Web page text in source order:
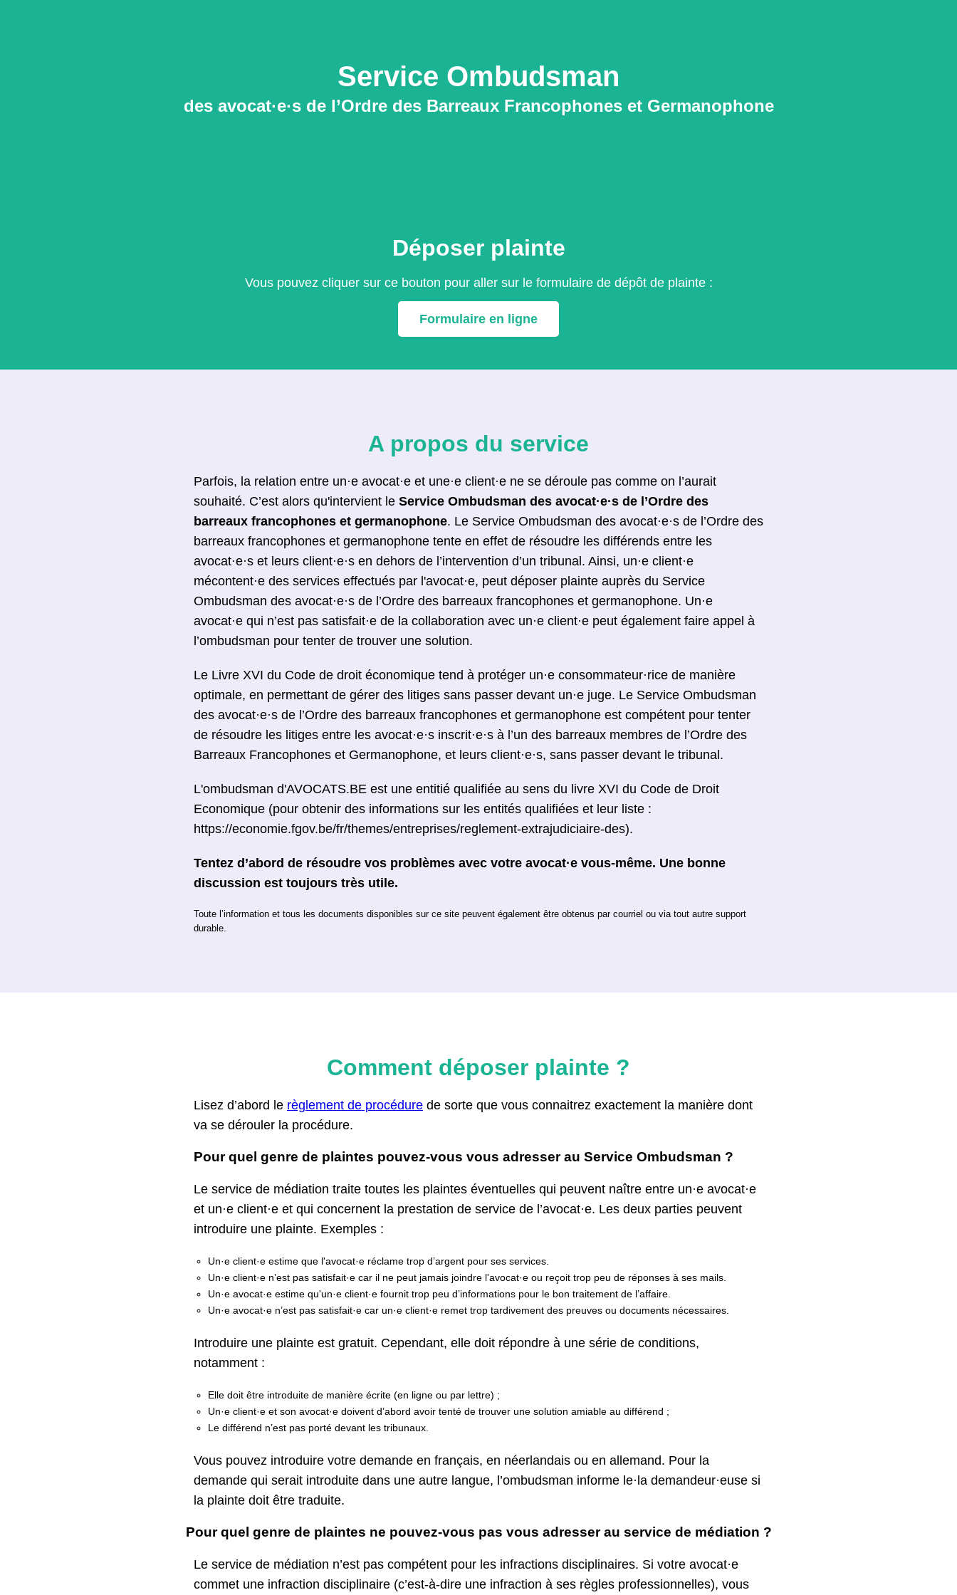
Service Ombudsman
des avocat·e·s de l’Ordre des Barreaux Francophones et Germanophone
Déposer plainte
Vous pouvez cliquer sur ce bouton pour aller sur le formulaire de dépôt de plainte :
Formulaire en ligne
A propos du service
Parfois, la relation entre un·e avocat·e et une·e client·e ne se déroule pas comme on l’aurait
souhaité. C’est alors qu'intervient le Service Ombudsman des avocat·e·s de l’Ordre des
barreaux francophones et germanophone. Le Service Ombudsman des avocat·e·s de l’Ordre des
barreaux francophones et germanophone tente en effet de résoudre les différends entre les
avocat·e·s et leurs client·e·s en dehors de l’intervention d’un tribunal. Ainsi, un·e client·e
mécontent·e des services effectués par l'avocat·e, peut déposer plainte auprès du Service
Ombudsman des avocat·e·s de l’Ordre des barreaux francophones et germanophone. Un·e
avocat·e qui n’est pas satisfait·e de la collaboration avec un·e client·e peut également faire appel à
l’ombudsman pour tenter de trouver une solution.
Le Livre XVI du Code de droit économique tend à protéger un·e consommateur·rice de manière
optimale, en permettant de gérer des litiges sans passer devant un·e juge. Le Service Ombudsman
des avocat·e·s de l’Ordre des barreaux francophones et germanophone est compétent pour tenter
de résoudre les litiges entre les avocat·e·s inscrit·e·s à l’un des barreaux membres de l’Ordre des
Barreaux Francophones et Germanophone, et leurs client·e·s, sans passer devant le tribunal.
L'ombudsman d'AVOCATS.BE est une entitié qualifiée au sens du livre XVI du Code de Droit
Economique (pour obtenir des informations sur les entités qualifiées et leur liste :
https://economie.fgov.be/fr/themes/entreprises/reglement-extrajudiciaire-des).
Tentez d’abord de résoudre vos problèmes avec votre avocat·e vous-même. Une bonne
discussion est toujours très utile.
Toute l’information et tous les documents disponibles sur ce site peuvent également être obtenus par courriel ou via tout autre support
durable.
Comment déposer plainte ?
Lisez d’abord le règlement de procédure de sorte que vous connaitrez exactement la manière dont
va se dérouler la procédure.
Pour quel genre de plaintes pouvez-vous vous adresser au Service Ombudsman ?
Le service de médiation traite toutes les plaintes éventuelles qui peuvent naître entre un·e avocat·e
et un·e client·e et qui concernent la prestation de service de l’avocat·e. Les deux parties peuvent
introduire une plainte. Exemples :
Un·e client·e estime que l'avocat·e réclame trop d’argent pour ses services.
Un·e client·e n’est pas satisfait·e car il ne peut jamais joindre l'avocat·e ou reçoit trop peu de réponses à ses mails.
Un·e avocat·e estime qu'un·e client·e fournit trop peu d’informations pour le bon traitement de l’affaire.
Un·e avocat·e n’est pas satisfait·e car un·e client·e remet trop tardivement des preuves ou documents nécessaires.
Introduire une plainte est gratuit. Cependant, elle doit répondre à une série de conditions,
notamment :
Elle doit être introduite de manière écrite (en ligne ou par lettre) ;
Un·e client·e et son avocat·e doivent d’abord avoir tenté de trouver une solution amiable au différend ;
Le différend n’est pas porté devant les tribunaux.
Vous pouvez introduire votre demande en français, en néerlandais ou en allemand. Pour la
demande qui serait introduite dans une autre langue, l’ombudsman informe le·la demandeur·euse si
la plainte doit être traduite.
Pour quel genre de plaintes ne pouvez-vous pas vous adresser au service de médiation ?
Le service de médiation n’est pas compétent pour les infractions disciplinaires. Si votre avocat·e
commet une infraction disciplinaire (c’est-à-dire une infraction à ses règles professionnelles), vous